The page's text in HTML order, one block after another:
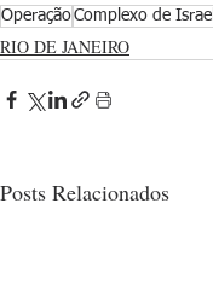
OperaçãoComplexo de Israel
RIO DE JANEIRO
Posts Relacionados